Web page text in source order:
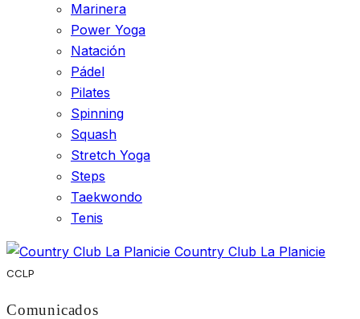
Marinera
Power Yoga
Natación
Pádel
Pilates
Spinning
Squash
Stretch Yoga
Steps
Taekwondo
Tenis
Country Club La Planicie
CCLP
Comunicados